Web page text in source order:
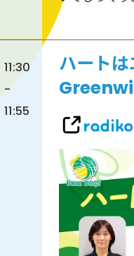
11:30
-
11:55
ハート